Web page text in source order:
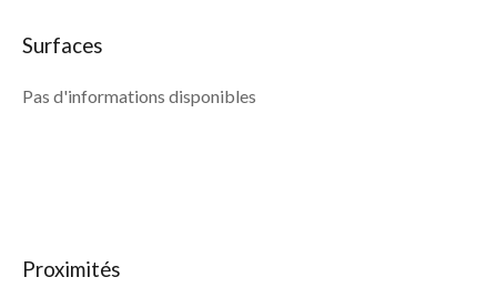
Surfaces
Pas d'informations disponibles
Proximités